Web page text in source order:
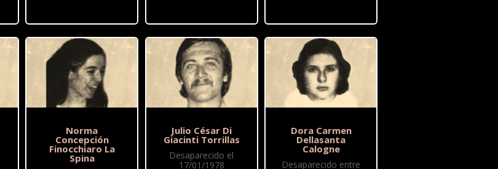
Norma
Concepción
Finocchiaro La
Spina
Julio César Di
Giacinti Torrillas
Desaparecido el
17/01/1978
Dora Carmen
Dellasanta
Calogne
Desaparecido entre